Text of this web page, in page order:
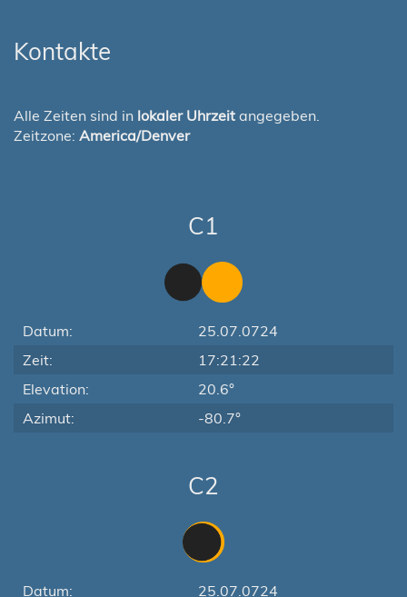
Kontakte
Alle Zeiten sind in lokaler Uhrzeit angegeben.
Zeitzone: America/Denver
C1
Datum:
25.07.0724
Zeit:
17:21:22
Elevation:
20.6°
Azimut:
-80.7°
C2
Datum: 25.07.0724